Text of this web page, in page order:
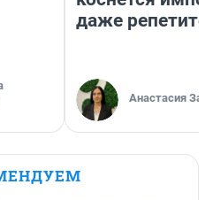
даже
Анастасия